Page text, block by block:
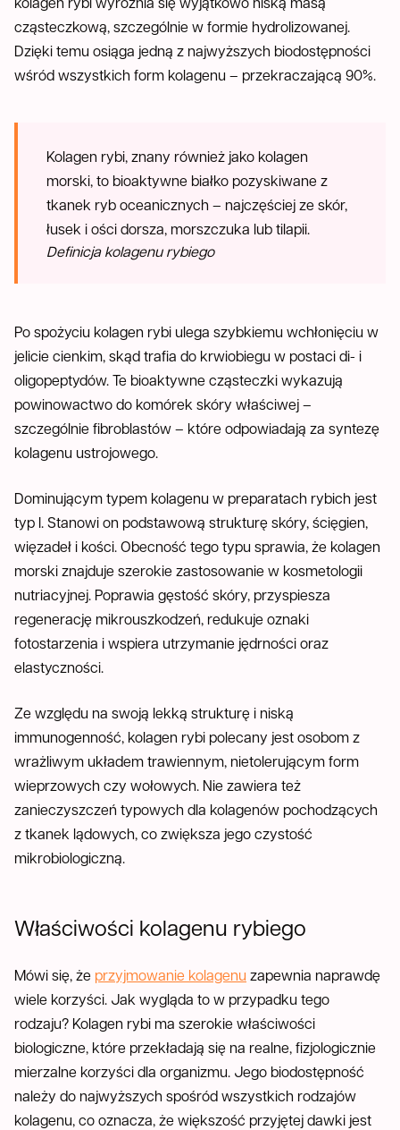
cząsteczkową, szczególnie w formie hydrolizowanej.
Dzięki temu osiąga jedną z najwyższych biodostępności
wśród wszystkich form kolagenu – przekraczającą 90%.
Kolagen rybi, znany również jako kolagen
morski, to bioaktywne białko pozyskiwane z
tkanek ryb oceanicznych – najczęściej ze skór,
łusek i ości dorsza, morszczuka lub tilapii.
Definicja kolagenu rybiego
Po spożyciu kolagen rybi ulega szybkiemu wchłonięciu w
jelicie cienkim, skąd trafia do krwiobiegu w postaci di- i
oligopeptydów. Te bioaktywne cząsteczki wykazują
powinowactwo do komórek skóry właściwej –
szczególnie fibroblastów – które odpowiadają za syntezę
kolagenu ustrojowego.
Dominującym typem kolagenu w preparatach rybich jest
typ I. Stanowi on podstawową strukturę skóry, ścięgien,
więzadeł i kości. Obecność tego typu sprawia, że kolagen
morski znajduje szerokie zastosowanie w kosmetologii
nutriacyjnej. Poprawia gęstość skóry, przyspiesza
regenerację mikrouszkodzeń, redukuje oznaki
fotostarzenia i wspiera utrzymanie jędrności oraz
elastyczności.
Ze względu na swoją lekką strukturę i niską
immunogenność, kolagen rybi polecany jest osobom z
wrażliwym układem trawiennym, nietolerującym form
wieprzowych czy wołowych. Nie zawiera też
zanieczyszczeń typowych dla kolagenów pochodzących
z tkanek lądowych, co zwiększa jego czystość
mikrobiologiczną.
Właściwości kolagenu rybiego
Mówi się, że przyjmowanie kolagenu zapewnia naprawdę
wiele korzyści. Jak wygląda to w przypadku tego
rodzaju? Kolagen rybi ma szerokie właściwości
biologiczne, które przekładają się na realne, fizjologicznie
mierzalne korzyści dla organizmu. Jego biodostępność
należy do najwyższych spośród wszystkich rodzajów
kolagenu, co oznacza, że większość przyjętej dawki jest